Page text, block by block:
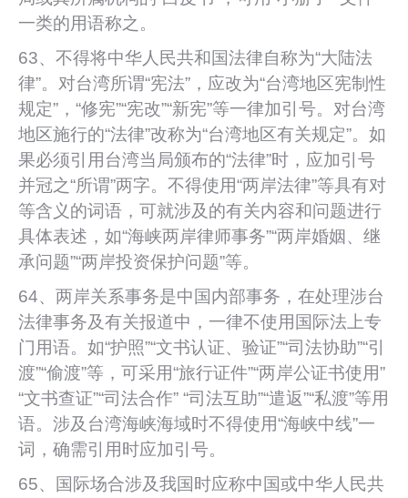
一类的用语称之。
63、不得将中华人民共和国法律自称为“大陆法
律”。对台湾所谓“宪法”，应改为“台湾地区宪制性
规定”，“修宪”“宪改”“新宪”等一律加引号。对台湾
地区施行的“法律”改称为“台湾地区有关规定”。如
果必须引用台湾当局颁布的“法律”时，应加引号
并冠之“所谓”两字。不得使用“两岸法律”等具有对
等含义的词语，可就涉及的有关内容和问题进行
具体表述，如“海峡两岸律师事务”“两岸婚姻、继
承问题”“两岸投资保护问题”等。
64、两岸关系事务是中国内部事务，在处理涉台
法律事务及有关报道中，一律不使用国际法上专
门用语。如“护照”“文书认证、验证”“司法协助”“引
渡”“偷渡”等，可采用“旅行证件”“两岸公证书使用”
“文书查证”“司法合作” “司法互助”“遣返”“私渡”等用
语。涉及台湾海峡海域时不得使用“海峡中线”一
词，确需引用时应加引号。
65、国际场合涉及我国时应称中国或中华人民共